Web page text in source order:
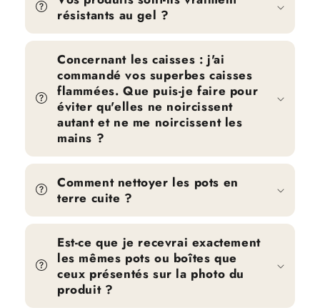
résistants au gel ?
Concernant les caisses : j'ai
commandé vos superbes caisses
flammées. Que puis-je faire pour
éviter qu'elles ne noircissent
autant et ne me noircissent les
mains ?
Comment nettoyer les pots en
terre cuite ?
Est-ce que je recevrai exactement
les mêmes pots ou boîtes que
ceux présentés sur la photo du
produit ?